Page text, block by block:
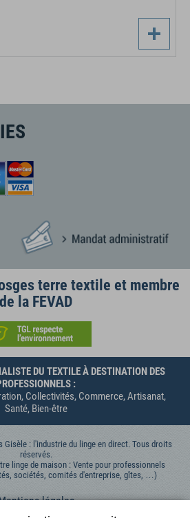
terre textile et membre
de la FEVAD
DU TEXTILE À DESTINATION DES
:
Collectivités, Commerce, Artisanat,
Santé, Bien-être
Gisèle : l'industrie du linge en direct. Tous droits
réservés.
linge de maison : Vente pour professionnels
sociétés, comités d'entreprise, gîtes, …)
légales